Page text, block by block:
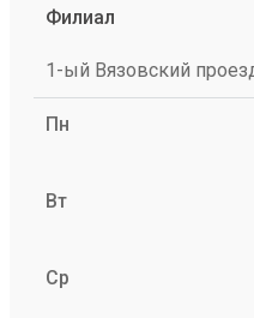
Филиал
1-ый Вязовский
Пн
Вт
Ср